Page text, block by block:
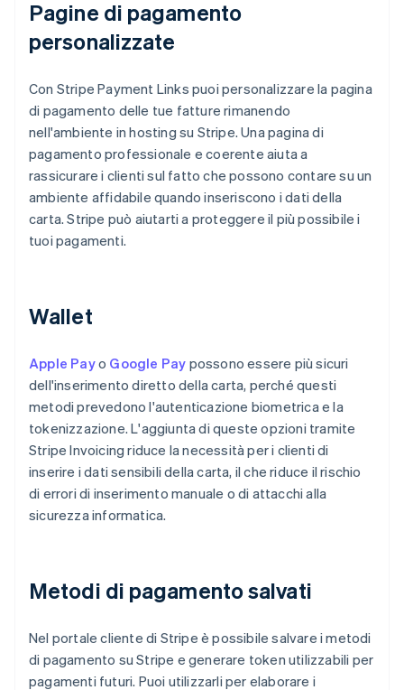
Pagine di pagamento
personalizzate
Con Stripe Payment Links puoi personalizzare la pagina
di pagamento delle tue fatture rimanendo
nell'ambiente in hosting su Stripe. Una pagina di
pagamento professionale e coerente aiuta a
rassicurare i clienti sul fatto che possono contare su un
ambiente affidabile quando inseriscono i dati della
carta. Stripe può aiutarti a proteggere il più possibile i
tuoi pagamenti.
Wallet
Apple Payo Google Pay possono essere più sicuri
dell'inserimento diretto della carta, perché questi
metodi prevedono l'autenticazione biometrica e la
tokenizzazione. L'aggiunta di queste opzioni tramite
Stripe Invoicing riduce la necessità per i clienti di
inserire i dati sensibili della carta, il che riduce il rischio
di errori di inserimento manuale o di attacchi alla
sicurezza informatica.
Metodi di pagamento salvati
Nel portale cliente di Stripe è possibile salvare i metodi
di pagamento su Stripe e generare token utilizzabili per
pagamenti futuri. Puoi utilizzarli per elaborare i